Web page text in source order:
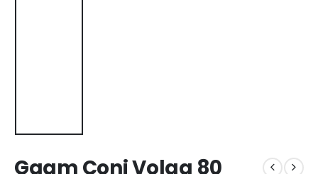
Gaam Conj Volga 80